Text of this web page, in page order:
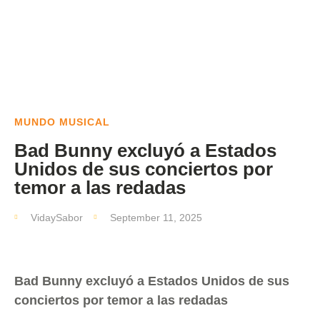
MUNDO MUSICAL
Bad Bunny excluyó a Estados
Unidos de sus conciertos por
temor a las redadas
VidaySabor September 11, 2025
Bad Bunny excluyó a Estados Unidos de sus
conciertos por temor a las redadas